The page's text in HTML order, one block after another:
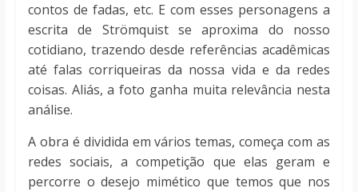
contos de fadas, etc. E com esses personagens a
escrita de Strömquist se aproxima do nosso
cotidiano, trazendo desde referências acadêmicas
até falas corriqueiras da nossa vida e da redes
coisas. Aliás, a foto ganha muita relevância nesta
análise.
A obra é dividida em vários temas, começa com as
redes sociais, a competição que elas geram e
percorre o desejo mimético que temos que nos